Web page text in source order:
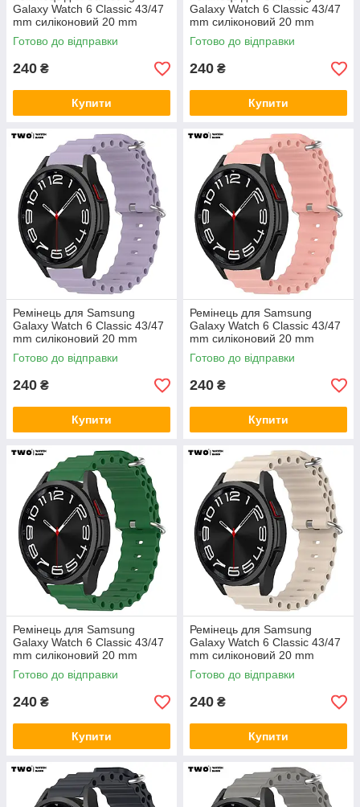
Galaxy Watch 6 Classic 43/47
mm силіконовий 20 mm
Червоний
Готово до відправки
240 ₴
Купити
Galaxy Watch 6 Classic 43/47
mm силіконовий 20 mm
М'ятний
Готово до відправки
240 ₴
Купити
Ремінець для Samsung
Galaxy Watch 6 Classic 43/47
mm силіконовий 20 mm
Лавандовий
Готово до відправки
240 ₴
Купити
Ремінець для Samsung
Galaxy Watch 6 Classic 43/47
mm силіконовий 20 mm
Пудровий
Готово до відправки
240 ₴
Купити
Ремінець для Samsung
Galaxy Watch 6 Classic 43/47
mm силіконовий 20 mm
Зелений
Готово до відправки
240 ₴
Купити
Ремінець для Samsung
Galaxy Watch 6 Classic 43/47
mm силіконовий 20 mm
Бежевий
Готово до відправки
240 ₴
Купити